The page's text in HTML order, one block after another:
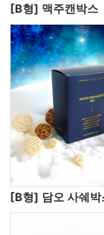
[B형] 맥주캔박스
[B형] 담오 사쉐박